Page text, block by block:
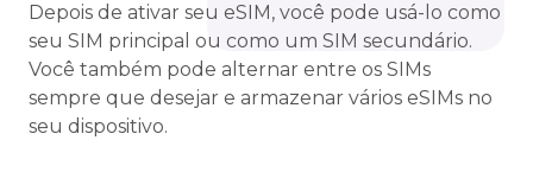
Depois de ativar seu eSIM, você pode usá-lo como
seu SIM principal ou como um SIM secundário.
Você também pode alternar entre os SIMs
sempre que desejar e armazenar vários eSIMs no
seu dispositivo.